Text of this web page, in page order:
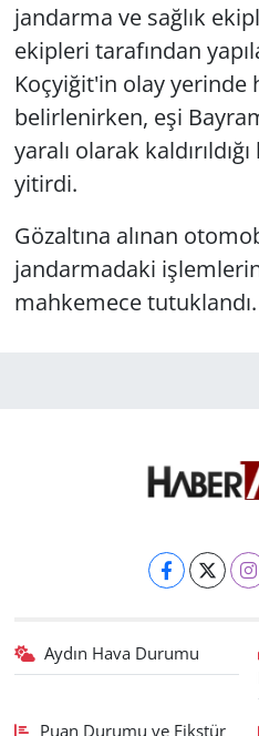
jandarma ve sağlık
ekipleri tarafından
Koçyiğit'in olay yerinde
belirlenirken, eşi
yaralı olarak
yitirdi.
Gözaltına alınan
jandarmadaki işlemlerin
mahkemece tutuklandı.
Aydın Hava Durumu
Puan Durumu ve Fikstür